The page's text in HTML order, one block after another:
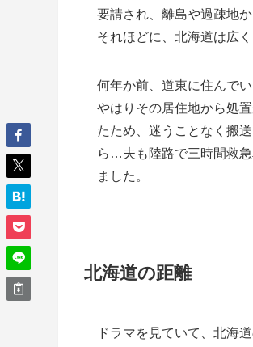
要請され、離島や過疎地
それほどに、北海道は広
何年か前、道東に住んで
やはりその居住地から処
たため、迷うことなく搬
ら…夫も陸路で三時間救
ました。
北海道の距離
ドラマを見ていて、北海